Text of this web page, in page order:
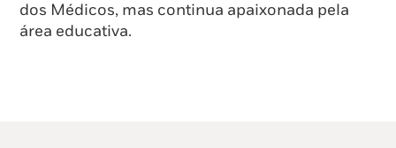
dos Médicos, mas continua apaixonada pela
área educativa.